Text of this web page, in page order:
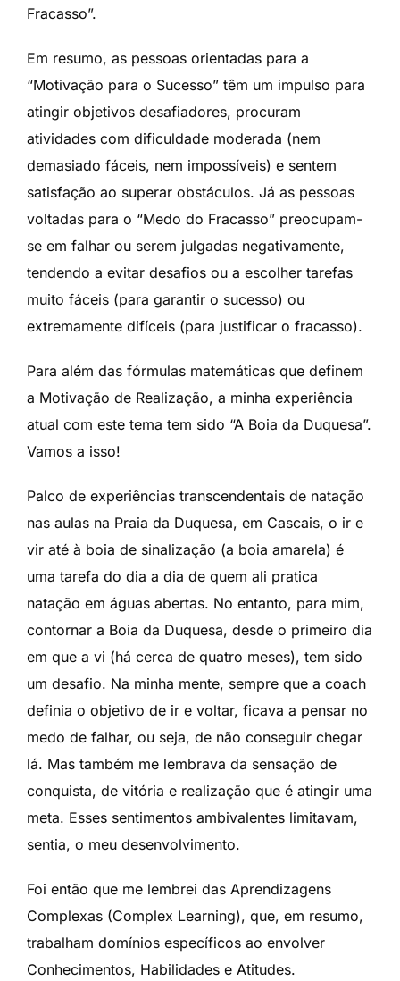
Fracasso”.
Em resumo, as pessoas orientadas para a
“Motivação para o Sucesso” têm um impulso para
atingir objetivos desafiadores, procuram
atividades com dificuldade moderada (nem
demasiado fáceis, nem impossíveis) e sentem
satisfação ao superar obstáculos. Já as pessoas
voltadas para o “Medo do Fracasso” preocupam-
se em falhar ou serem julgadas negativamente,
tendendo a evitar desafios ou a escolher tarefas
muito fáceis (para garantir o sucesso) ou
extremamente difíceis (para justificar o fracasso).
Para além das fórmulas matemáticas que definem
a Motivação de Realização, a minha experiência
atual com este tema tem sido “A Boia da Duquesa”.
Vamos a isso!
Palco de experiências transcendentais de natação
nas aulas na Praia da Duquesa, em Cascais, o ir e
vir até à boia de sinalização (a boia amarela) é
uma tarefa do dia a dia de quem ali pratica
natação em águas abertas. No entanto, para mim,
contornar a Boia da Duquesa, desde o primeiro dia
em que a vi (há cerca de quatro meses), tem sido
um desafio. Na minha mente, sempre que a coach
definia o objetivo de ir e voltar, ficava a pensar no
medo de falhar, ou seja, de não conseguir chegar
lá. Mas também me lembrava da sensação de
conquista, de vitória e realização que é atingir uma
meta. Esses sentimentos ambivalentes limitavam,
sentia, o meu desenvolvimento.
Foi então que me lembrei das Aprendizagens
Complexas (Complex Learning), que, em resumo,
trabalham domínios específicos ao envolver
Conhecimentos, Habilidades e Atitudes.